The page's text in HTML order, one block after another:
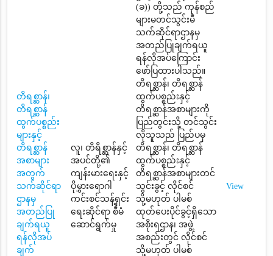
တိရစ္ဆာန်၊
တိရစ္ဆာန်
ထွက်ပစ္စည်း
များနှင့်
တိရစ္ဆာန်
အစာများ
အတွက်
သက်ဆိုင်ရာ
ဌာနမှ
အတည်ပြု
ချက်ရယူ
ရန်လိုအပ်
ချက်
လူ၊ တိရိစ္ဆာန်နှင့်
အပင်တို့၏
ကျန်းမားရေးနှင့်
ပိုမွှားရောဂါ
ကင်းစင်သန့်ရှင်း
ရေးဆိုင်ရာ စီမံ
ဆောင်ရွက်မှု
(ခ)) တို့သည် ကုန်စည်
များမတင်သွင်းမီ
သက်ဆိုင်ရာဌာနမှ
အတည်ပြုချက်ရယူ
ရန်လိုအပ်ကြောင်း
ဖော်ပြထားပါသည်။
တိရစ္ဆာန်၊ တိရစ္ဆာန်
ထွက်ပစ္စည်းနှင့်
တိရစ္ဆာန်အစာများကို
ပြည်တွင်းသို့ တင်သွင်း
လိုသူသည် ပြည်ပမှ
တိရစ္ဆာန်၊ တိရစ္ဆာန်
ထွက်ပစ္စည်းနှင့်
တိရစ္ဆာန်အစာများတင်
သွင်းခွင့် လိုင်စင်
သို့မဟုတ် ပါမစ်
ထုတ်ပေးပိုင်ခွင့်ရှိသော
အစိုးရဌာန၊ အဖွဲ့
အစည်းတွင် လိုင်စင်
သို့မဟုတ် ပါမစ်
View